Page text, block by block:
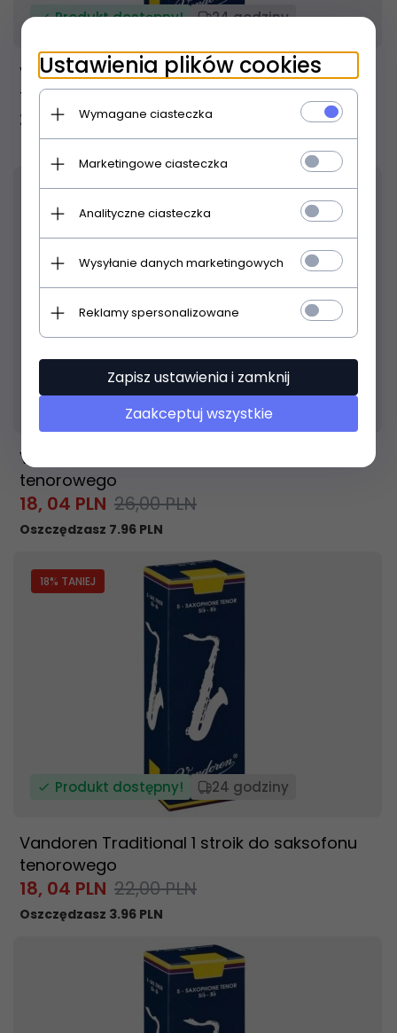
Produkt dostępny! 24 godziny
Vandoren Traditional 2 stroik do saksofonu
tenorowego
27, 00 PLN
Vandoren Traditional 1,5 stroik do saksofonu
tenorowego
18, 04 PLN 26,00 PLN
Oszczędzasz 7.96 PLN
18% TANIEJ
Produkt dostępny! 24 godziny
Vandoren Traditional 1 stroik do saksofonu
tenorowego
18, 04 PLN 22,00 PLN
Oszczędzasz 3.96 PLN
Ustawienia plików cookies
Wymagane ciasteczka
Marketingowe ciasteczka
Analityczne ciasteczka
Wysyłanie danych marketingowych
Reklamy spersonalizowane
Zapisz ustawienia i zamknij
Zaakceptuj wszystkie